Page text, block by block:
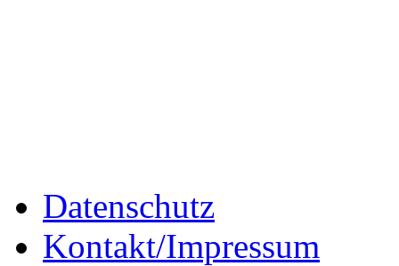
Datenschutz
Kontakt/Impressum